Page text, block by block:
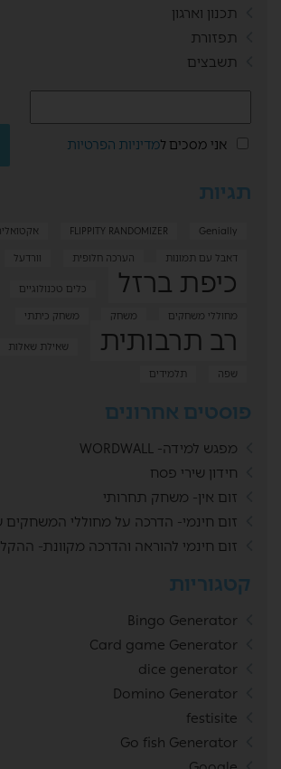
תכנון וארגון
תפזורת
תשבצים
אני מסכים למדיניות הפרטיות
תגיות
FLIPPITY RANDOMIZER Genially
דאבל עם תמונות
הערכה חלופית וורדעל
כיפת ברזל כלים טכנולוגיים
מחוללי משחקים
משחק משחק כיתתי
רב תרבותית שאילת שאלות
שפה
תלמידים
פוסטים אחרונים
מפגש למידה- WORDWALL
חידון שירי פסח
זום אין- משחק תחרותי
זום חינמי- הדרכה על מחוללי המשחקים
זום חינמי להוראה והדרכה מקוונת-
קטגוריות
Bingo Generator
Card game Generator
dice generator
Domino Generator
festisite
Go fish Generator